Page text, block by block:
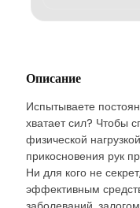
Описание
Испытываете
хватает сил? Чтобы
физической
прикосновения рук
Ни для кого не
эффективным